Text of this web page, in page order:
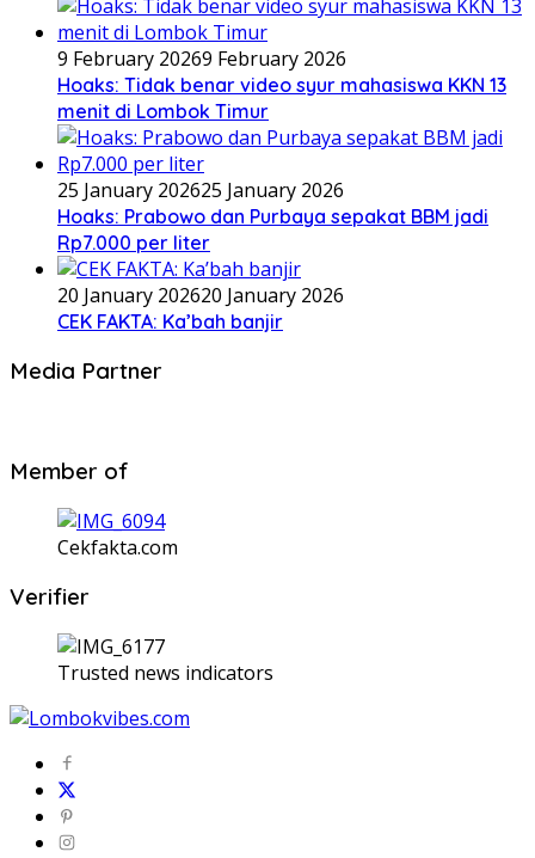
9 February 20269 February 2026
Hoaks: Tidak benar video syur mahasiswa KKN 13
menit di Lombok Timur
25 January 202625 January 2026
Hoaks: Prabowo dan Purbaya sepakat BBM jadi
Rp7.000 per liter
20 January 202620 January 2026
CEK FAKTA: Ka’bah banjir
Media Partner
Member of
Cekfakta.com
Verifier
Trusted news indicators